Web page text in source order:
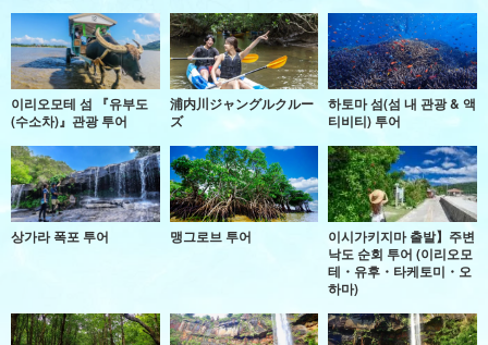
이리오모테 섬 『유부도
(수소차)』관광 투어
浦内川ジャングルクルー
ズ
하토마 섬(섬 내 관광 & 액
티비티) 투어
상가라 폭포 투어 맹그로브 투어
이시가키지마 출발】주변
낙도 순회 투어 (이리오모
테・유후・타케토미・오
하마)